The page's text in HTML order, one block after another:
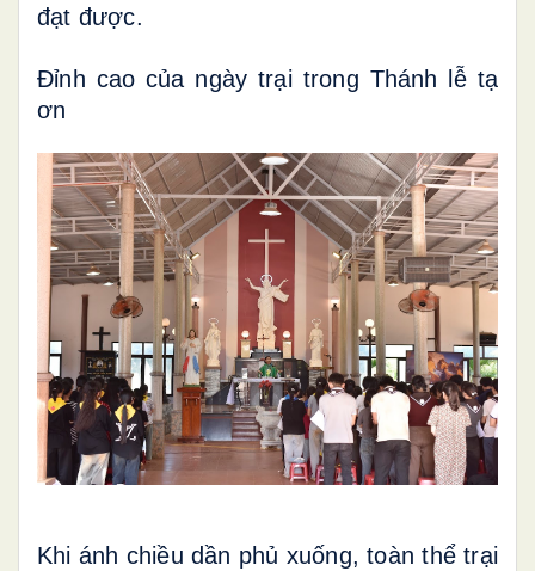
đạt được.
Đỉnh cao của ngày trại trong Thánh lễ tạ
ơn
Khi ánh chiều dần phủ xuống, toàn thể trại